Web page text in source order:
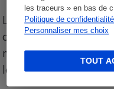
les traceurs » en bas de
Politique de
Personnaliser mes choix
TOUT
Les comparaisons
des produits des
marques de
leurs équivalents